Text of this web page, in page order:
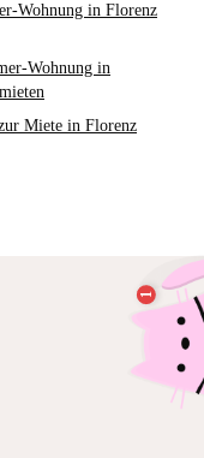
Wohnung in Florenz
Wohnung in
Miete in Florenz